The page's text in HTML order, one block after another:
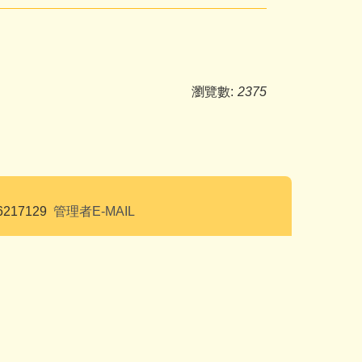
瀏覽數: 2375
管理者E-MAIL